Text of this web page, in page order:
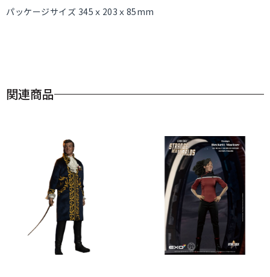
パッケージサイズ 345ｘ203ｘ85mm
関連商品